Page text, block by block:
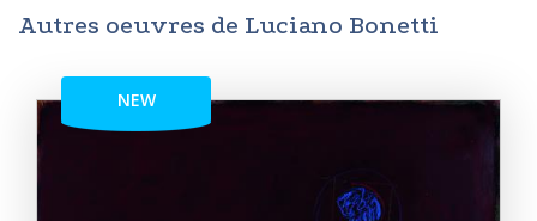
Autres oeuvres de Luciano Bonetti
NEW